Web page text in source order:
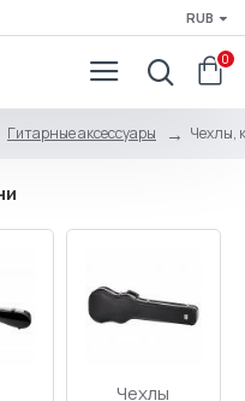
RUB
0
Гитарные аксессуары Чехлы,